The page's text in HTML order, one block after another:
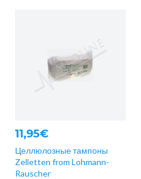
11,95€
Целлюлозные тампоны
Zelletten from Lohmann-
Rauscher